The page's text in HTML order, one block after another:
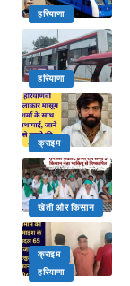
हरियाणा
हरियाणा
क्राइम
खेती और किसान
क्राइम
हरियाणा